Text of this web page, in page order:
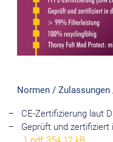
Normen / Zulassungen
CE-Zertifizierung laut
Geprüft und zertifiziert